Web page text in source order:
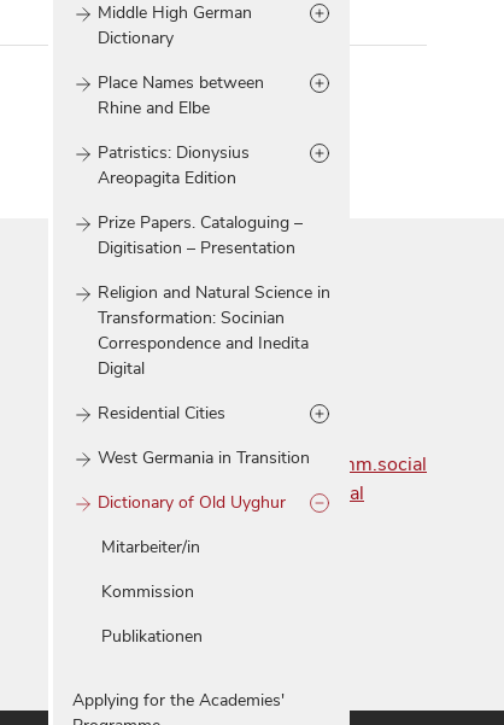
Middle High German
Dictionary
Place Names between
Rhine and Elbe
Patristics: Dionysius
Areopagita Edition
Prize Papers. Cataloguing –
Digitisation – Presentation
Religion and Natural Science in
Transformation: Socinian
Correspondence and Inedita
Digital
Residential Cities
West Germania in Transition
Dictionary of Old Uyghur
Mitarbeiter/in
Kommission
Publikationen
Applying for the Academies'
Email:adw@adwgoe.de
Mastodon:@nawg@wisskomm.social
BlueSky:@nawgoe.bsky.social